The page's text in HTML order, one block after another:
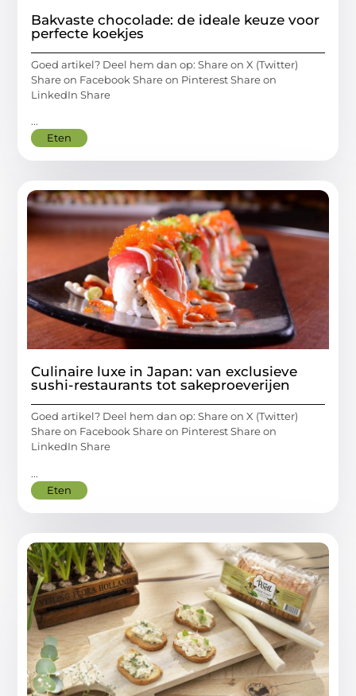
Bakvaste chocolade: de ideale keuze voor
perfecte koekjes
Goed artikel? Deel hem dan op: Share on X (Twitter)
Share on Facebook Share on Pinterest Share on
LinkedIn Share
...
Eten
Culinaire luxe in Japan: van exclusieve
sushi-restaurants tot sakeproeverijen
Goed artikel? Deel hem dan op: Share on X (Twitter)
Share on Facebook Share on Pinterest Share on
LinkedIn Share
...
Eten